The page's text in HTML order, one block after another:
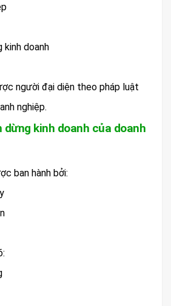
kinh doanh
người đại diện theo pháp luật
nghiệp.
dừng kinh doanh của doanh
ban hành bởi: